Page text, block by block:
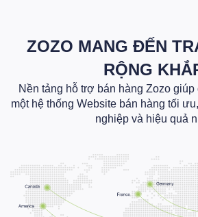
ZOZO MANG ĐẾN
RỘNG
Nền tảng hỗ trợ bán hàng Zozo
một hệ thống Website bán hàng tối
nghiệp và hiệu quả